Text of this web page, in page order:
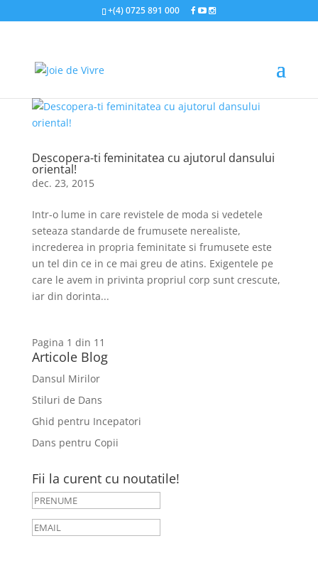
+(4) 0725 891 000
Descopera-ti feminitatea cu ajutorul dansului
oriental!
dec. 23, 2015
Intr-o lume in care revistele de moda si vedetele
seteaza standarde de frumusete nerealiste,
increderea in propria feminitate si frumusete este
un tel din ce in ce mai greu de atins. Exigentele pe
care le avem in privinta propriul corp sunt crescute,
iar din dorinta...
Pagina 1 din 1 1
Articole Blog
Dansul Mirilor
Stiluri de Dans
Ghid pentru Incepatori
Dans pentru Copii
Fii la curent cu noutatile!